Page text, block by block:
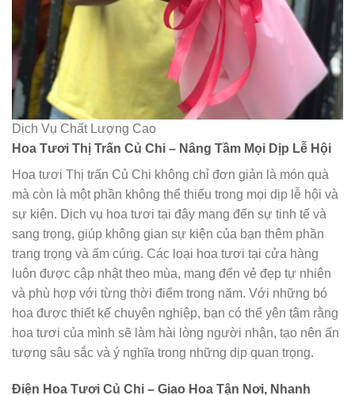
Dịch Vụ Chất Lượng Cao
Hoa Tươi Thị Trấn Củ Chi – Nâng Tầm Mọi Dịp Lễ Hội
Hoa tươi Thị trấn Củ Chi không chỉ đơn giản là món quà
mà còn là một phần không thể thiếu trong mọi dịp lễ hội và
sự kiện. Dịch vụ hoa tươi tại đây mang đến sự tinh tế và
sang trọng, giúp không gian sự kiện của bạn thêm phần
trang trọng và ấm cúng. Các loại hoa tươi tại cửa hàng
luôn được cập nhật theo mùa, mang đến vẻ đẹp tự nhiên
và phù hợp với từng thời điểm trong năm. Với những bó
hoa được thiết kế chuyên nghiệp, bạn có thể yên tâm rằng
hoa tươi của mình sẽ làm hài lòng người nhận, tạo nên ấn
tượng sâu sắc và ý nghĩa trong những dịp quan trọng.
Điện Hoa Tươi Củ Chi – Giao Hoa Tận Nơi, Nhanh